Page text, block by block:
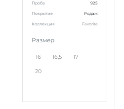
Проба 925
Покрытие Родаж
Коллекция Favorite
Размер
16 16,5 17
20